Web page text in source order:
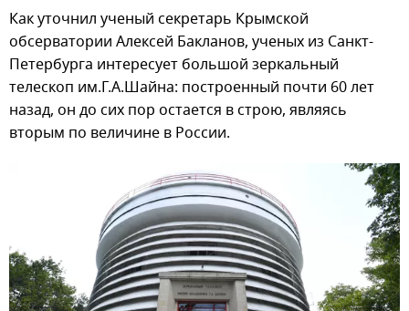
Как уточнил ученый секретарь Крымской
обсерватории Алексей Бакланов, ученых из Санкт-
Петербурга интересует большой зеркальный
телескоп им.Г.А.Шайна: построенный почти 60 лет
назад, он до сих пор остается в строю, являясь
вторым по величине в России.